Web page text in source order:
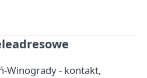
Winogrady - kontakt,